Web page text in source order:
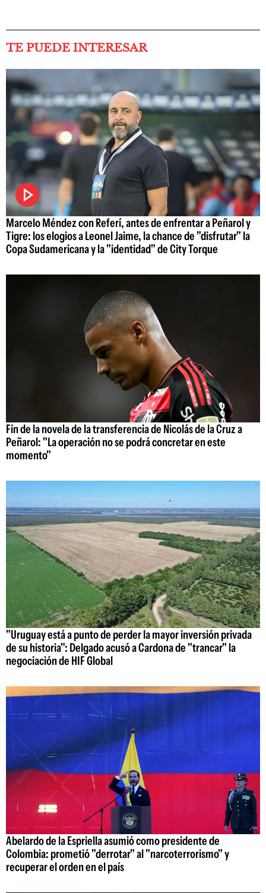
TE PUEDE INTERESAR
Marcelo Méndez con Referí, antes de enfrentar a Peñarol y
Tigre: los elogios a Leonel Jaime, la chance de "disfrutar" la
Copa Sudamericana y la "identidad" de City Torque
Fin de la novela de la transferencia de Nicolás de la Cruz a
Peñarol: "La operación no se podrá concretar en este
momento"
"Uruguay está a punto de perder la mayor inversión privada
de su historia": Delgado acusó a Cardona de "trancar" la
negociación de HIF Global
Abelardo de la Espriella asumió como presidente de
Colombia: prometió "derrotar" al "narcoterrorismo" y
recuperar el orden en el país